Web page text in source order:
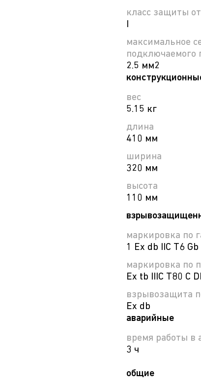
класс защиты
I
максимальное
подключаемого
2.5 мм2
вес
5.15 кг
длина
410 мм
ширина
320 мм
высота
110 мм
маркировка по
1 Ex db IIC T6 Gb
маркировка по
Ex tb IIIC T80 C
взрывозащита
Ex db
аварийные
время работы в
3 ч
общие